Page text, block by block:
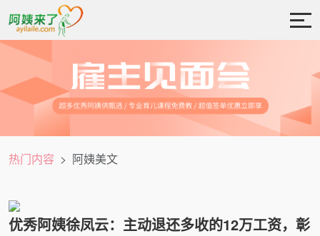
热门内容 阿姨美文
优秀阿姨徐凤云：主动退还多收的12万工资，彰